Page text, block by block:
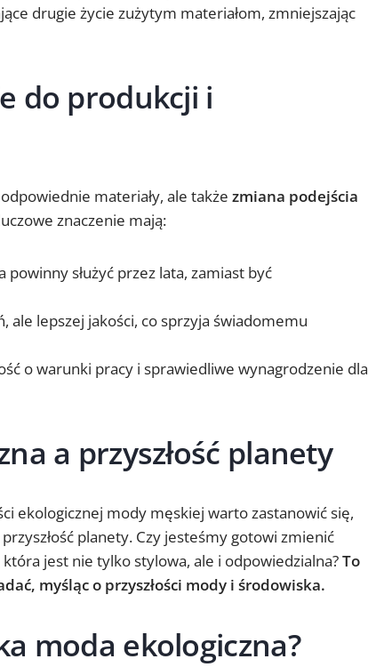
drugie życie zużytym materiałom, zmniejszając
do produkcji i
materiały, ale także zmiana podejścia
znaczenie mają:
powinny służyć przez lata, zamiast być
ale lepszej jakości, co sprzyja świadomemu
o warunki pracy i sprawiedliwe wynagrodzenie dla
a przyszłość planety
ekologicznej mody męskiej warto zastanowić się,
planety. Czy jesteśmy gotowi zmienić
jest nie tylko stylowa, ale i odpowiedzialna?To
myśląc o przyszłości mody i środowiska.
moda ekologiczna?